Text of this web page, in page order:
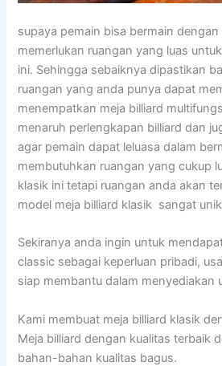
supaya pemain bisa bermain dengan
memerlukan ruangan yang luas
ini. Sehingga sebaiknya dipastikan
ruangan yang anda punya dapat
menempatkan meja billiard
menaruh perlengkapan billiard dan
agar pemain dapat leluasa dalam
membutuhkan ruangan yang cukup
klasik ini tetapi ruangan anda akan
model meja billiard klasik sangat
Sekiranya anda ingin untuk
classic sebagai keperluan pribadi,
siap membantu dalam menyediakan
Kami membuat meja billiard klasik
Meja billiard dengan kualitas terbaik
bahan-bahan kualitas bagus.